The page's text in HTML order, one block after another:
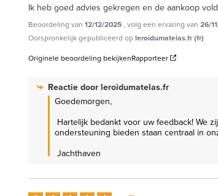
Ik heb goed advies gekregen en de aankoop
Beoordeling van 12/12/2025, volg een ervaring van 26/
Oorspronkelijk gepubliceerd opleroidumatelas.fr (fr)
Originele beoordeling bekijkenRapporteer
Reactie door leroidumatelas.fr
Goedemorgen,
ondersteuning bieden staan centraal in
Jachthaven